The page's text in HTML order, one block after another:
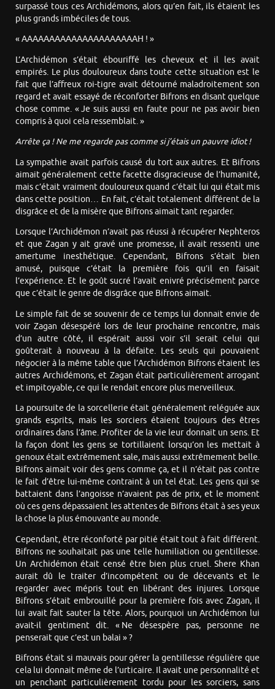
surpassé tous ces Archidémons, alors qu’en fait, ils étaient les
plus grands imbéciles de tous.
« AAAAAAAAAAAAAAAAAAAAAH ! »
L’Archidémon s’était ébouriffé les cheveux et il les avait
empirés. Le plus douloureux dans toute cette situation est le
fait que l’affreux roi-tigre avait détourné maladroitement son
regard et avait essayé de réconforter Bifrons en disant quelque
chose comme. « Je suis aussi en faute pour ne pas avoir bien
compris à quoi cela ressemblait. »
Arrête ça ! Ne me regarde pas comme si j’étais un pauvre idiot !
La sympathie avait parfois causé du tort aux autres. Et Bifrons
aimait généralement cette facette disgracieuse de l’humanité,
mais c’était vraiment douloureux quand c’était lui qui était mis
dans cette position… En fait, c’était totalement différent de la
disgrâce et de la misère que Bifrons aimait tant regarder.
Lorsque l’Archidémon n’avait pas réussi à récupérer Nephteros
et que Zagan y ait gravé une promesse, il avait ressenti une
amertume inesthétique. Cependant, Bifrons s’était bien
amusé, puisque c’était la première fois qu’il en faisait
l’expérience. Et le goût sucré l’avait enivré précisément parce
que c’était le genre de disgrâce que Bifrons aimait.
Le simple fait de se souvenir de ce temps lui donnait envie de
voir Zagan désespéré lors de leur prochaine rencontre, mais
d’un autre côté, il espérait aussi voir s’il serait celui qui
goûterait à nouveau à la défaite. Les seuls qui pouvaient
négocier à la même table que l’Archidémon Bifrons étaient les
autres Archidémons, et Zagan était particulièrement arrogant
et impitoyable, ce qui le rendait encore plus merveilleux.
La poursuite de la sorcellerie était généralement reléguée aux
grands esprits, mais les sorciers étaient toujours des êtres
ordinaires dans l’âme. Profiter de la vie leur donnait un sens. Et
la façon dont les gens se tortillaient lorsqu’on les mettait à
genoux était extrêmement sale, mais aussi extrêmement belle.
Bifrons aimait voir des gens comme ça, et il n’était pas contre
le fait d’être lui-même contraint à un tel état. Les gens qui se
battaient dans l’angoisse n’avaient pas de prix, et le moment
où ces gens dépassaient les attentes de Bifrons était à ses yeux
la chose la plus émouvante au monde.
Cependant, être réconforté par pitié était tout à fait différent.
Bifrons ne souhaitait pas une telle humiliation ou gentillesse.
Un Archidémon était censé être bien plus cruel. Shere Khan
aurait dû le traiter d’incompétent ou de décevants et le
regarder avec mépris tout en libérant des injures. Lorsque
Bifrons s’était embrouillé pour la première fois avec Zagan, il
lui avait fait sauter la tête. Alors, pourquoi un Archidémon lui
avait-il gentiment dit. « Ne désespère pas, personne ne
penserait que c’est un balai » ?
Bifrons était si mauvais pour gérer la gentillesse régulière que
cela lui donnait même de l’urticaire. Il avait une personnalité et
un penchant particulièrement tordu pour les sorciers, sans